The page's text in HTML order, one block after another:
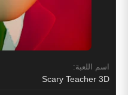
اسم اللعبة:
Scary Teacher 3D